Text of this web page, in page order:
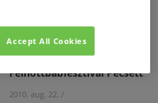
Nemzetközi
Felnőttbábfesztivál Pécsett
2010. aug. 22. /
Accept All Cookies